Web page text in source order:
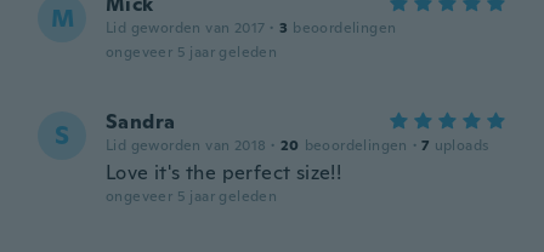
M Lid geworden van 2017 · 3 beoordelingen
ongeveer 5 jaar geleden
S Sandra
Lid geworden van 2018 · 20 beoordelingen · 7 uploads
Love it's the perfect size!!
ongeveer 5 jaar geleden